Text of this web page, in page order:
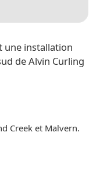
une installation
de Alvin Curling
Creek et Malvern.